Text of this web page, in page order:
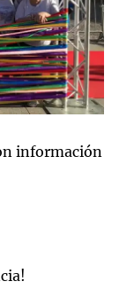
información